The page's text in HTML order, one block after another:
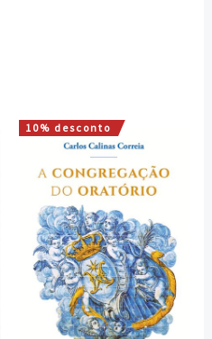
10% desconto
O
preço
original
era:
12,00 €.
O
preço
atual
é: